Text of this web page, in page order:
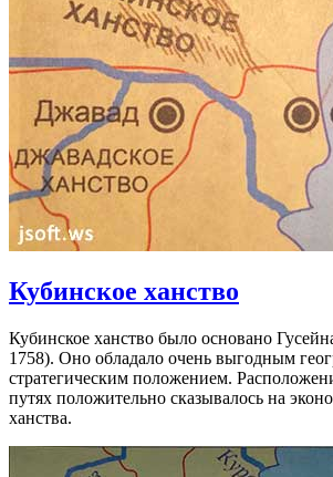
Кубинское ханство
Кубинское ханство было основано
1758). Оно обладало очень выгодным
стратегическим положением.
путях положительно сказывалось на
ханства.